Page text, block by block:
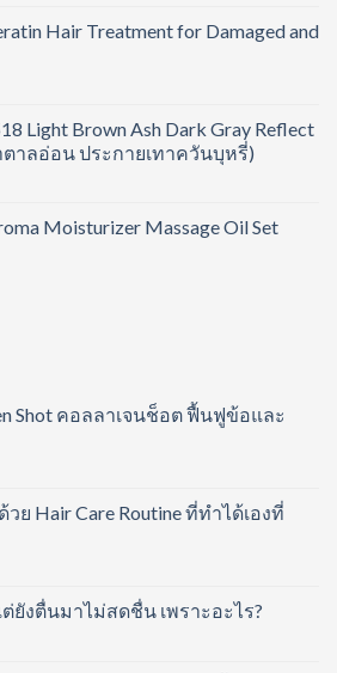
Hair Treatment for Damaged and
Light Brown Ash Dark Gray Reflect
าลอ่อน ประกายเทาควันบุหรี่)
Moisturizer Massage Oil Set
Shot คอลลาเจนช็อต ฟื้นฟูข้อและ
Hair Care Routine ที่ทำได้เองที่
ยังตื่นมาไม่สดชื่น เพราะอะไร?